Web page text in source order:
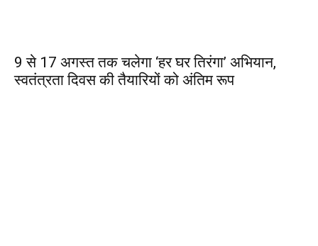
9 से 17 अगस्त तक चलेगा ‘हर घर तिरंगा’ अभियान,
स्वतंत्रता दिवस की तैयारियों को अंतिम रूप